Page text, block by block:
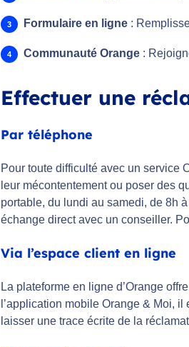
Formulaire en ligne :
Communauté Orange :
Effectuer une
Par téléphone
Pour toute difficulté avec un service
leur mécontentement ou poser des
portable, du lundi au samedi, de 8h
échange direct avec un conseiller.
Via l’espace client en ligne
La plateforme en ligne d’Orange
l’application mobile Orange & Moi,
laisser une trace écrite de la